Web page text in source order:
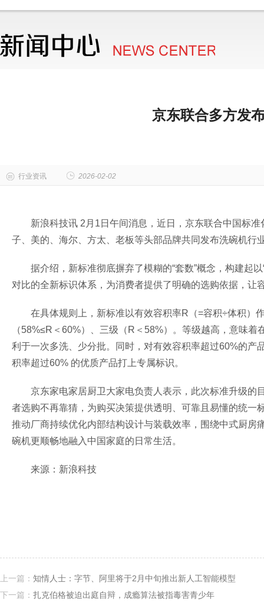
京东联合多方发
行业资讯 2026-02-02
新浪科技讯 2月1日午间消息，近日，京东联合中国标
子、美的、海尔、方太、老板等头部品牌共同发布洗碗机行
据介绍，新标准彻底摒弃了模糊的“套数”概念，构建起
对比的全新标识体系，为消费者提供了明确的选购依据，
在具体规则上，新标准以有效容积率R（=容积÷体积）
（58%≤R＜60%）、三级（R＜58%）。等级越高，意味
利于一次多洗、少分批。同时，对有效容积率超过60%的
积率超过60% 的优质产品打上专属标识。
京东家电家居厨卫大家电负责人表示，此次标准升级的
者选购不再靠猜，为购买决策提供透明、可靠且易懂的统
推动厂商持续优化内部结构设计与装载效率，围绕中式厨
碗机更顺畅地融入中国家庭的日常生活。
来源：新浪科技
上一篇： 知情人士：字节、阿里将于2月中旬推出新人工智能模型
下一篇： 扎克伯格被迫出庭自辩，成瘾算法被指毒害青少年